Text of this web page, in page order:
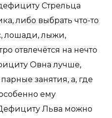
Стрельца
либо выбрать что-то
лошади, лыжи,
отвлечётся на нечто
Овна лучше,
занятия, а, где
ему
Льва можно